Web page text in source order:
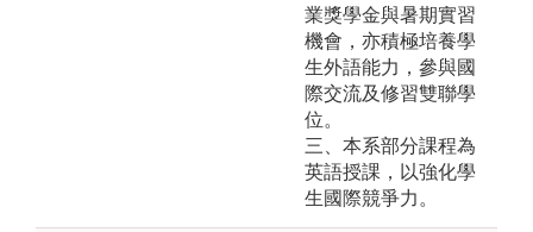
業獎學金與暑期實習
機會，亦積極培養學
生外語能力，參與國
際交流及修習雙聯學
位。
三、本系部分課程為
英語授課，以強化學
生國際競爭力。